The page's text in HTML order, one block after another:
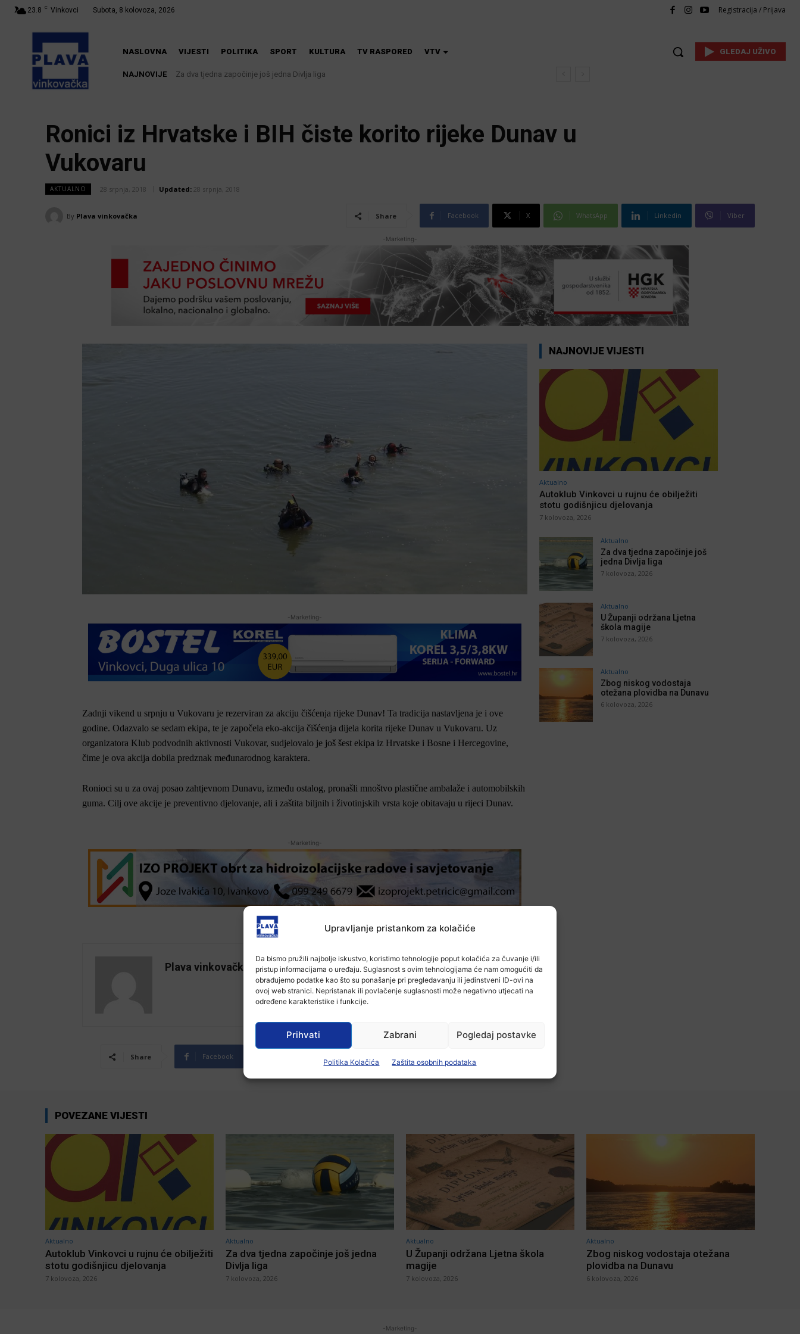
Upravljanje pristankom za kolačiće
Da bismo pružili najbolje iskustvo, koristimo tehnologije poput kolačića za čuvanje i/ili
pristup informacijama o uređaju. Suglasnost s ovim tehnologijama će nam omogućiti da
obrađujemo podatke kao što su ponašanje pri pregledavanju ili jedinstveni ID-ovi na
ovoj web stranici. Nepristanak ili povlačenje suglasnosti može negativno utjecati na
određene karakteristike i funkcije.
Prihvati Zabrani Pogledaj postavke
Politika Kolačića Zaštita osobnih podataka
Registracija / Prijava
23.8 C Vinkovci Subota, 8 kolovoza, 2026
NASLOVNA VIJESTI POLITIKA SPORT KULTURA TV RASPORED VTV
NAJNOVIJE Za dva tjedna započinje još jedna Divlja liga
U Županji održana Ljetna škola magije
GLEDAJ UŽIVO
Ronici iz Hrvatske i BIH čiste korito rijeke Dunav u
Vukovaru
AKTUALNO 28 srpnja, 2018 Updated: 28 srpnja, 2018
By Plava vinkovačka Share Facebook X WhatsApp Linkedin Viber
-Marketing-
-Marketing-
Zadnji vikend u srpnju u Vukovaru je rezerviran za akciju čišćenja rijeke Dunav! Ta tradicija nastavljena je i ove
godine. Odazvalo se sedam ekipa, te je započela eko-akcija čišćenja dijela korita rijeke Dunav u Vukovaru. Uz
organizatora Klub podvodnih aktivnosti Vukovar, sudjelovalo je još šest ekipa iz Hrvatske i Bosne i Hercegovine,
čime je ova akcija dobila predznak međunarodnog karaktera.
Ronioci su u za ovaj posao zahtjevnom Dunavu, između ostalog, pronašli mnoštvo plastične ambalaže i automobilskih
guma. Cilj ove akcije je preventivno djelovanje, ali i zaštita biljnih i životinjskih vrsta koje obitavaju u rijeci Dunav.
-Marketing-
Plava vinkovačka
Share Facebook
NAJNOVIJE VIJESTI
Aktualno
Autoklub Vinkovci u rujnu će obilježiti
stotu godišnjicu djelovanja
7 kolovoza, 2026
Aktualno
Za dva tjedna započinje još
jedna Divlja liga
7 kolovoza, 2026
Aktualno
U Županji održana Ljetna
škola magije
7 kolovoza, 2026
Aktualno
Zbog niskog vodostaja
otežana plovidba na Dunavu
6 kolovoza, 2026
POVEZANE VIJESTI
Aktualno
Autoklub Vinkovci u rujnu će obilježiti
stotu godišnjicu djelovanja
7 kolovoza, 2026
Aktualno
Za dva tjedna započinje još jedna
Divlja liga
7 kolovoza, 2026
Aktualno
U Županji održana Ljetna škola
magije
7 kolovoza, 2026
Aktualno
Zbog niskog vodostaja otežana
plovidba na Dunavu
6 kolovoza, 2026
-Marketing-